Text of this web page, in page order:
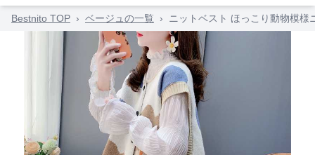
Bestnito TOP › ベージュの一覧 › ニットベスト ほっこり動物模様